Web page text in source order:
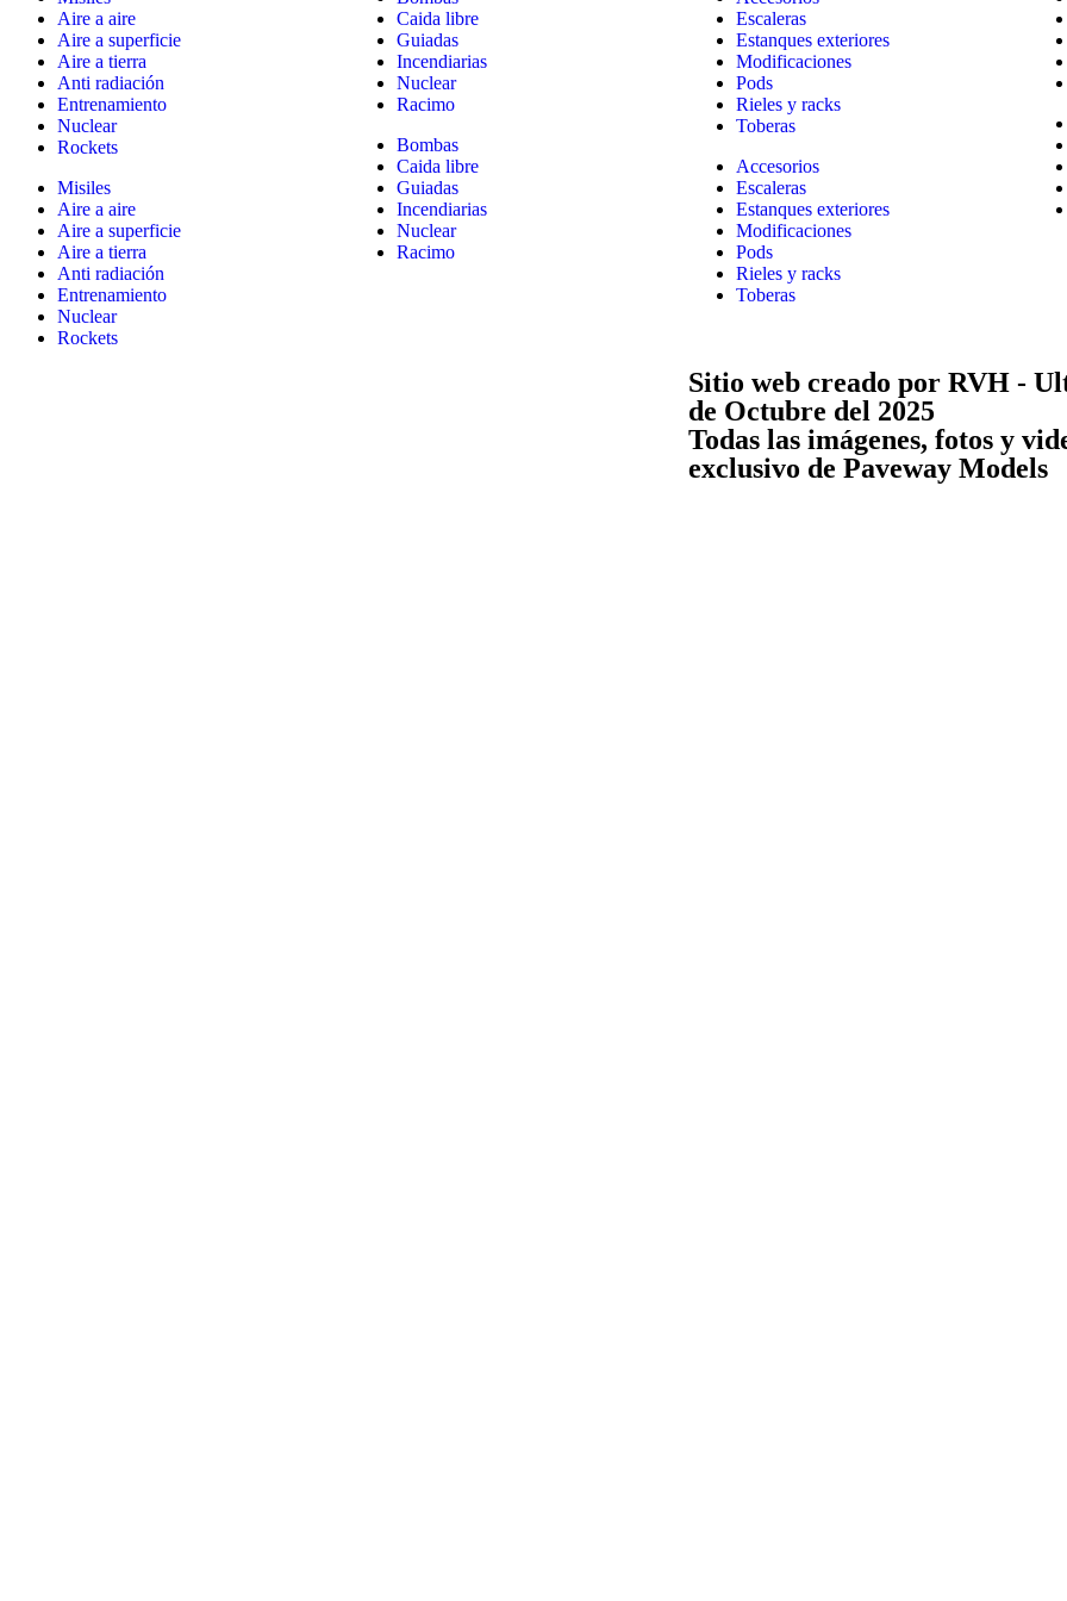
Aire a aire
Aire a superficie
Aire a tierra
Anti radiación
Entrenamiento
Nuclear
Rockets
Misiles
Aire a aire
Aire a superficie
Aire a tierra
Anti radiación
Entrenamiento
Nuclear
Rockets
Caida libre
Guiadas
Incendiarias
Nuclear
Racimo
Bombas
Caida libre
Guiadas
Incendiarias
Nuclear
Racimo
Escaleras
Estanques exteriores
Modificaciones
Pods
Rieles y racks
Toberas
Accesorios
Escaleras
Estanques exteriores
Modificaciones
Pods
Rieles y racks
Toberas
Sitio web creado por RVH -
de Octubre del 2025
Todas las imágenes, fotos y
exclusivo de Paveway Models